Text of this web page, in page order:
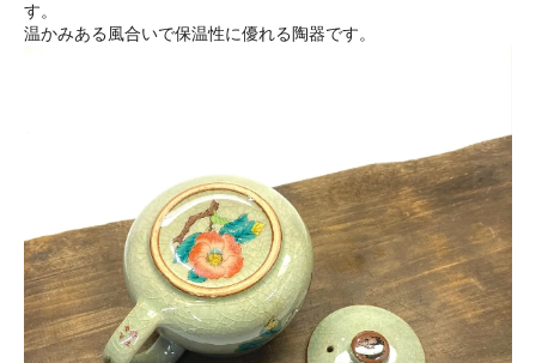
す。
温かみある風合いで保温性に優れる陶器です。